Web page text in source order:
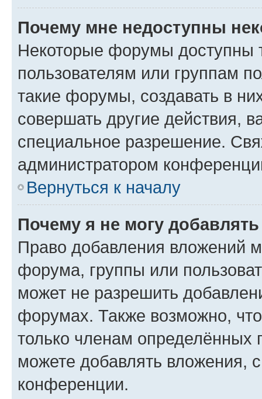
Почему мне недоступны
Некоторые форумы доступны
пользователям или группам
такие форумы, создавать в
совершать другие действия,
специальное разрешение.
администратором
Вернуться к началу
Почему я не могу
Право добавления вложений
форума, группы или
может не разрешить
форумах. Также возможно,
только членам определённых
можете добавлять вложения,
конференции.